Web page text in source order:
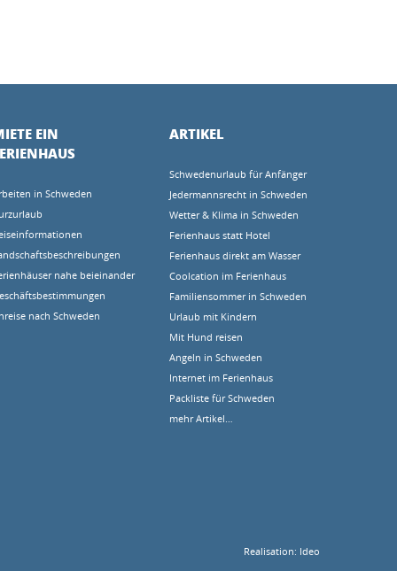
EIN
in Schweden
nahe beieinander
nach Schweden
ARTIKEL
Schwedenurlaub für Anfänger
Jedermannsrecht in Schweden
Wetter & Klima in Schweden
Ferienhaus statt Hotel
Ferienhaus direkt am Wasser
Coolcation im Ferienhaus
Familiensommer in Schweden
Urlaub mit Kindern
Mit Hund reisen
Angeln in Schweden
Internet im Ferienhaus
Packliste für Schweden
mehr Artikel…
Realisation: Ideo